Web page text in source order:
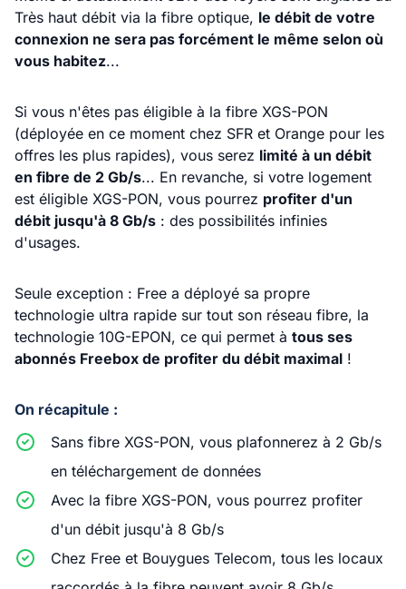
Très haut débit via la fibre optique, le débit de votre
connexion ne sera pas forcément le même selon où
vous habitez...
Si vous n'êtes pas éligible à la fibre XGS-PON
(déployée en ce moment chez SFR et Orange pour les
offres les plus rapides), vous serez limité à un débit
en fibre de 2 Gb/s... En revanche, si votre logement
est éligible XGS-PON, vous pourrez profiter d'un
débit jusqu'à 8 Gb/s : des possibilités infinies
d'usages.
Seule exception : Free a déployé sa propre
technologie ultra rapide sur tout son réseau fibre, la
technologie 10G-EPON, ce qui permet à tous ses
abonnés Freebox de profiter du débit maximal !
On récapitule :
Sans fibre XGS-PON, vous plafonnerez à 2 Gb/s
en téléchargement de données
Avec la fibre XGS-PON, vous pourrez profiter
d'un débit jusqu'à 8 Gb/s
Chez Free et Bouygues Telecom, tous les locaux